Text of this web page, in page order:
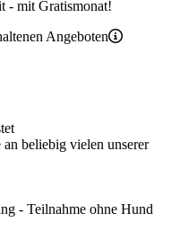
- mit Gratismonat!
Angeboten
beliebig vielen unserer
- Teilnahme ohne Hund